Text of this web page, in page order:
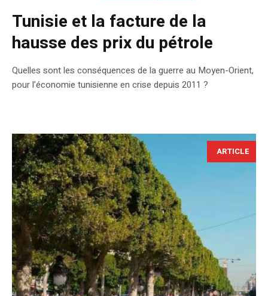
Tunisie et la facture de la
hausse des prix du pétrole
Quelles sont les conséquences de la guerre au Moyen-Orient,
pour l’économie tunisienne en crise depuis 2011 ?
ARTICLE